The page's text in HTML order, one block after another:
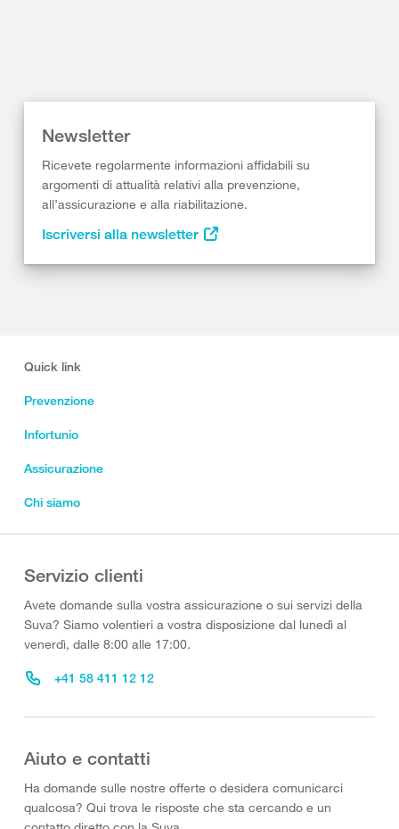
Newsletter
Ricevete regolarmente informazioni affidabili su
argomenti di attualità relativi alla prevenzione,
all’assicurazione e alla riabilitazione.
Iscriversi alla newsletter
Quick link
Prevenzione
Infortunio
Assicurazione
Chi siamo
Servizio clienti
Avete domande sulla vostra assicurazione o sui servizi della
Suva? Siamo volentieri a vostra disposizione dal lunedì al
venerdì, dalle 8:00 alle 17:00.
+41 58 411 12 12
Aiuto e contatti
Ha domande sulle nostre offerte o desidera comunicarci
qualcosa? Qui trova le risposte che sta cercando e un